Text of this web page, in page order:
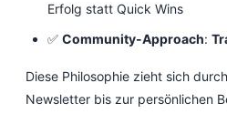
Erfolg statt Quick Wins
✅ Community-Approach:
Diese Philosophie zieht sich
Newsletter bis zur persönlichen